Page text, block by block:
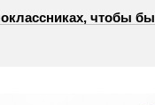
чтобы